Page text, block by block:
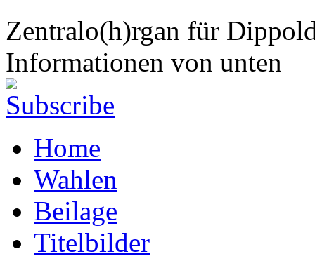
Zentralo(h)rgan für
Informationen von unten
Home
Wahlen
Beilage
Titelbilder